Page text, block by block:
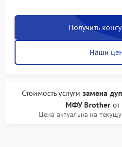
Получить
Наши
Стоимость услуги замена
МФУ Brother от
Цена актуальна на